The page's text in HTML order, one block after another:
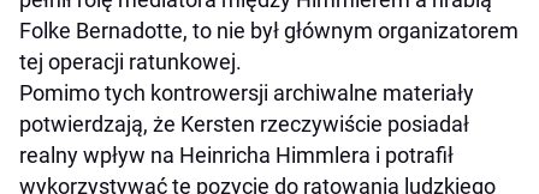
Folke Bernadotte, to nie był głównym organizatorem
tej operacji ratunkowej.
Pomimo tych kontrowersji archiwalne materiały
potwierdzają, że Kersten rzeczywiście posiadał
realny wpływ na Heinricha Himmlera i potrafił
wykorzystywać tę pozycję do ratowania ludzkiego